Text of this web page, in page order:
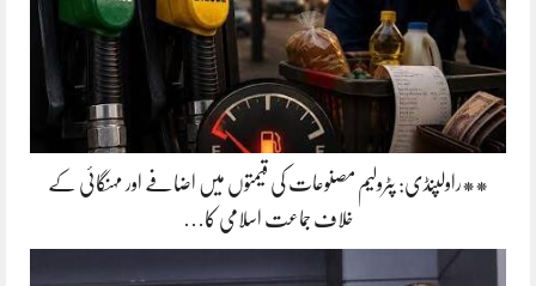
**راولپنڈی: پٹرولیم مصنوعات کی قیمتوں میں اضافے اور مہنگائی کے
خلاف جماعت اسلامی کا…